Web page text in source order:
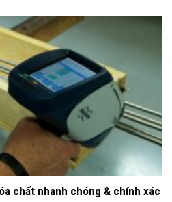
chất nhanh chóng & chính xác